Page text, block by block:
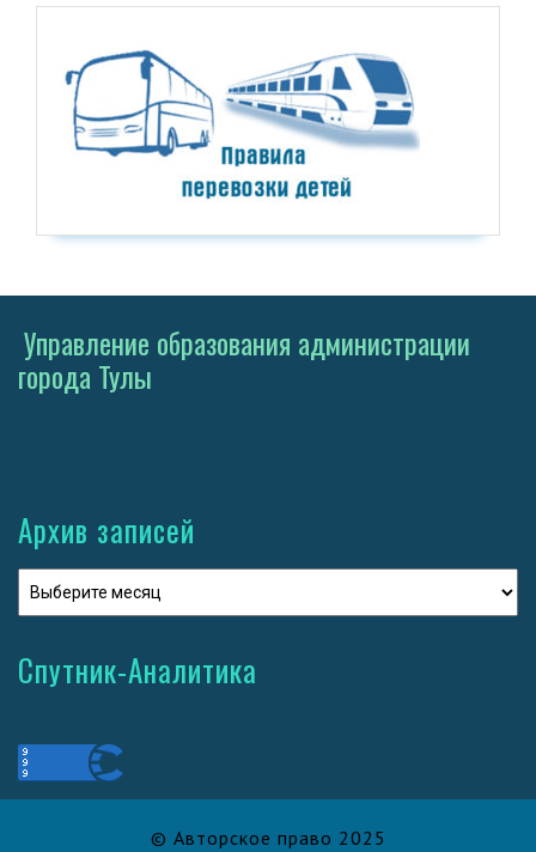
Управление образования администрации
города Тулы
Архив записей
Спутник-Аналитика
© Авторское право 2025